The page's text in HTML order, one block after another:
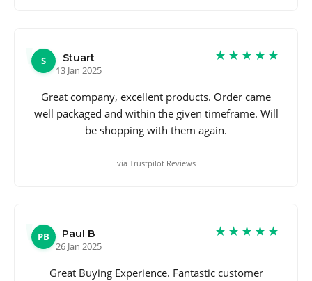
S
Stuart
13 Jan 2025
★★★★★
Great company, excellent products. Order came
well packaged and within the given timeframe. Will
be shopping with them again.
via Trustpilot Reviews
PB
Paul B
26 Jan 2025
★★★★★
Great Buying Experience. Fantastic customer